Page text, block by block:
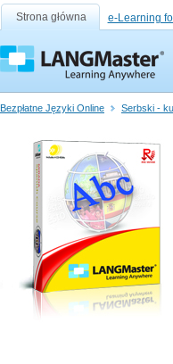
Strona główna e-Learning
Bezpłatne Języki Online Serbski -